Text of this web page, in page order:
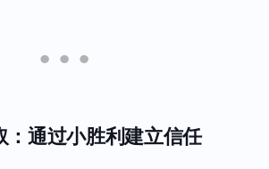
：通过小胜利建立信任